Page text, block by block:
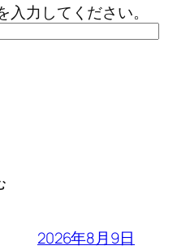
力してください。
2026年8月9日